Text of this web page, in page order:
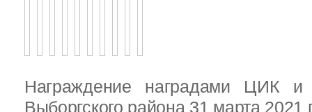
Награждение наградами ЦИК
Выборгского района 31 марта 2021